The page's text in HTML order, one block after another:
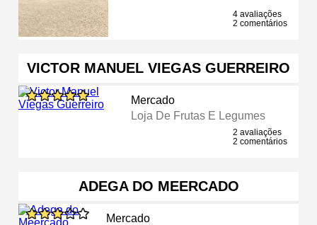
4 avaliações
2 comentários
VICTOR MANUEL VIEGAS GUERREIRO
Mercado
Loja De Frutas E Legumes
2 avaliações
2 comentários
ADEGA DO MEERCADO
Mercado